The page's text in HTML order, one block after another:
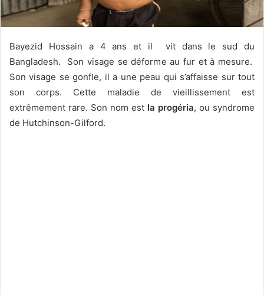
Bayezid Hossain a 4 ans et il vit dans le sud du
Bangladesh. Son visage se déforme au fur et à mesure.
Son visage se gonfle, il a une peau qui s’affaisse sur tout
son corps. Cette maladie de vieillissement est
extrêmement rare. Son nom est la progéria, ou syndrome
de Hutchinson-Gilford.